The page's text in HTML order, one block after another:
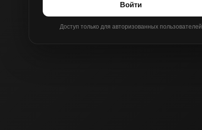
Войти
Доступ только для авторизованных пользователей